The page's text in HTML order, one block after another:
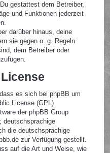
gestattest dem Betreiber,
und Funktionen jederzeit
darüber hinaus, deine
sie gegen o. g. Regeln
dem Betreiber oder
es sich bei phpBB um
License (GPL)
der phpBB Group
deutschsprachige
die deutschsprachige
zur Verfügung gestellt.
auf die Art und Weise, wie